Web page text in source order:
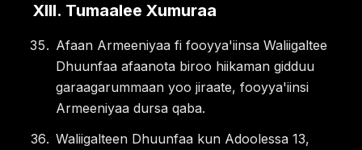
XIII. Tumaalee Xumuraa
Afaan Armeeniyaa fi fooyya'iinsa Waliigaltee
Dhuunfaa afaanota biroo hiikaman gidduu
garaagarummaan yoo jiraate, fooyya'iinsi
Armeeniyaa dursa qaba.
Waliigalteen Dhuunfaa kun Adoolessa 13,